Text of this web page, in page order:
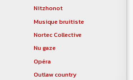
Nitzhonot
Musique bruitiste
Nortec Collective
Nu gaze
Opéra
Outlaw country